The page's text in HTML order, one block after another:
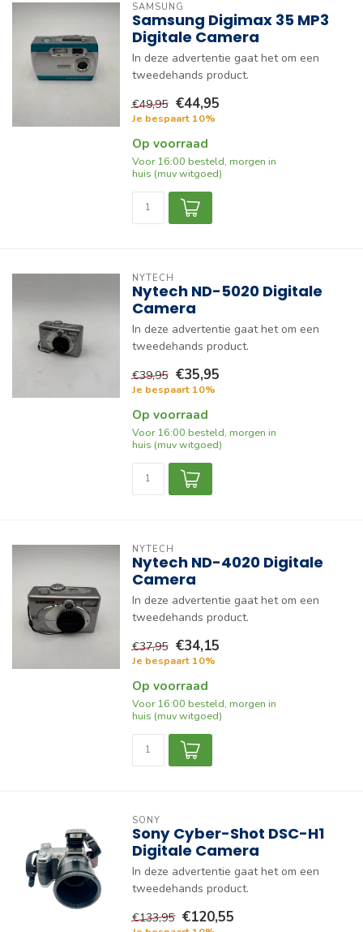
SAMSUNG
Samsung Digimax 35 MP3
Digitale Camera
In deze advertentie gaat het om een
tweedehands product.
€49,95 €44,95
Je bespaart 10%
Op voorraad
Voor 16:00 besteld, morgen in
huis (muv witgoed)
NYTECH
Nytech ND-5020 Digitale
Camera
In deze advertentie gaat het om een
tweedehands product.
€39,95 €35,95
Je bespaart 10%
Op voorraad
Voor 16:00 besteld, morgen in
huis (muv witgoed)
NYTECH
Nytech ND-4020 Digitale
Camera
In deze advertentie gaat het om een
tweedehands product.
€37,95 €34,15
Je bespaart 10%
Op voorraad
Voor 16:00 besteld, morgen in
huis (muv witgoed)
SONY
Sony Cyber-Shot DSC-H1
Digitale Camera
In deze advertentie gaat het om een
tweedehands product.
€133,95 €120,55